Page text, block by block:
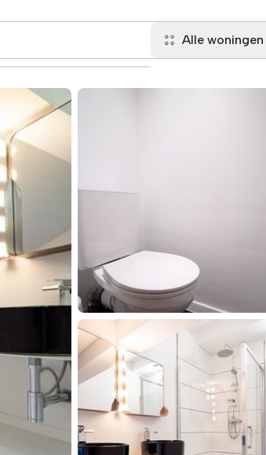
Alle woningen